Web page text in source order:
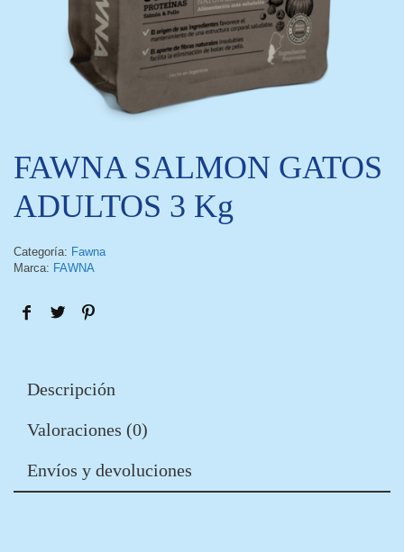
FAWNA SALMON GATOS
ADULTOS 3 Kg
Categoría: Fawna
Marca: FAWNA
Descripción
Valoraciones (0)
Envíos y devoluciones